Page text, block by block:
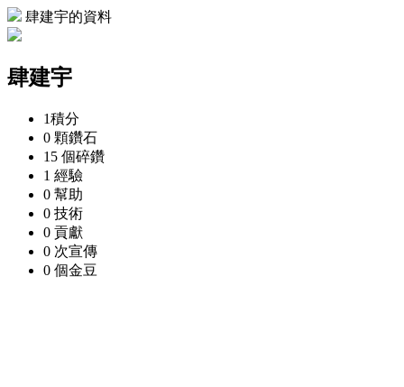
肆建宇的資料
肆建宇
1積分
0 顆鑽石
15 個碎鑽
1 經驗
0 幫助
0 技術
0 貢獻
0 次宣傳
0 個金豆